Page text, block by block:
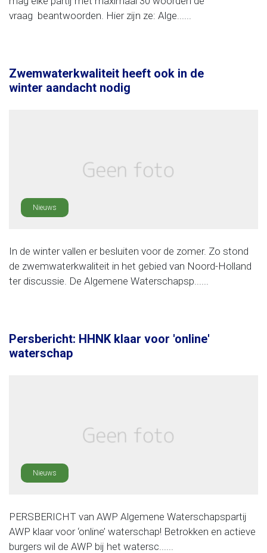
vraag beantwoorden. Hier zijn ze: Alge......
Zwemwaterkwaliteit heeft ook in de
winter aandacht nodig
Nieuws
In de winter vallen er besluiten voor de zomer. Zo stond
de zwemwaterkwaliteit in het gebied van Noord-Holland
ter discussie. De Algemene Waterschapsp......
Persbericht: HHNK klaar voor 'online'
waterschap
Nieuws
PERSBERICHT van AWP Algemene Waterschapspartij
AWP klaar voor ‘online’ waterschap! Betrokken en actieve
burgers wil de AWP bij het watersc......